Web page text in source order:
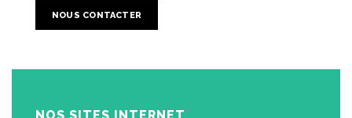
NOUS CONTACTER